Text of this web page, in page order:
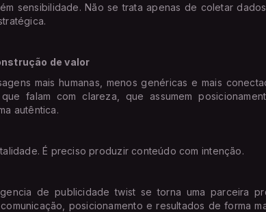
sensibilidade. Não se trata apenas de coletar
de valor
mais humanas, menos genéricas e mais
falam com clareza, que assumem
autêntica.
É preciso produzir conteúdo com intenção.
de publicidade twist se torna uma parceira
posicionamento e resultados de forma